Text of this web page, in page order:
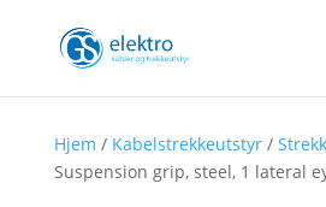
Hjem / Kabelstrekkeutstyr/
Suspension grip, steel, 1 lateral